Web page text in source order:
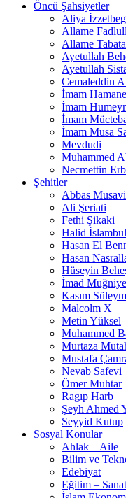
Öncü Şahsiyetler
Aliya
Allame
Allame
Ayetullah
Ayetullah
Cemaleddin
İmam
İmam
İmam
İmam Musa
Mevdudi
Muhammed
Necmettin
Şehitler
Abbas Musavi
Ali Şeriati
Fethi Şikaki
Halid
Hasan El
Hasan
Hüseyin
İmad Muğniye
Kasım
Malcolm X
Metin Yüksel
Muhammed
Murtaza
Mustafa
Nevab Safevi
Ömer Muhtar
Ragıp Harb
Şeyh Ahmed
Seyyid Kutup
Sosyal Konular
Ahlak – Aile
Bilim ve
Edebiyat
Eğitim – Sanat